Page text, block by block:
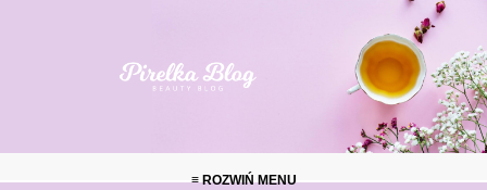
≡ ROZWIŃ MENU